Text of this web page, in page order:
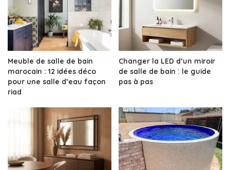
Meuble de salle de bain
marocain : 12 idées déco
pour une salle d’eau façon
riad
Changer la LED d’un miroir
de salle de bain : le guide
pas à pas